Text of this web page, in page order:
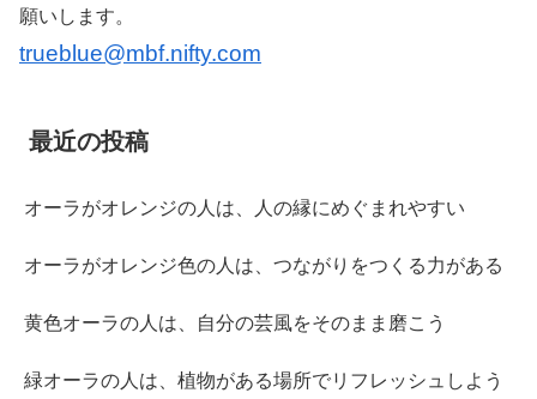
願いします。
trueblue@mbf.nifty.com
最近の投稿
オーラがオレンジの人は、人の縁にめぐまれやすい
オーラがオレンジ色の人は、つながりをつくる力がある
黄色オーラの人は、自分の芸風をそのまま磨こう
緑オーラの人は、植物がある場所でリフレッシュしよう